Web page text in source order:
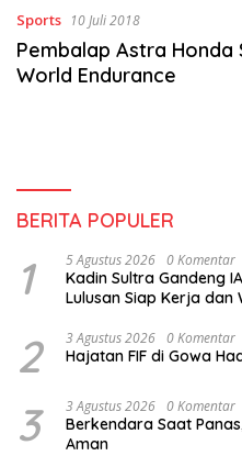
Sports 10 Juli 2018
Pembalap Astra Honda
World Endurance
BERITA POPULER
1 5 Agustus 2026 0 Komentar
Kadin Sultra Gandeng
Lulusan Siap Kerja dan
2 3 Agustus 2026 0 Komentar
Hajatan FIF di Gowa
3 3 Agustus 2026 0 Komentar
Berkendara Saat
Aman